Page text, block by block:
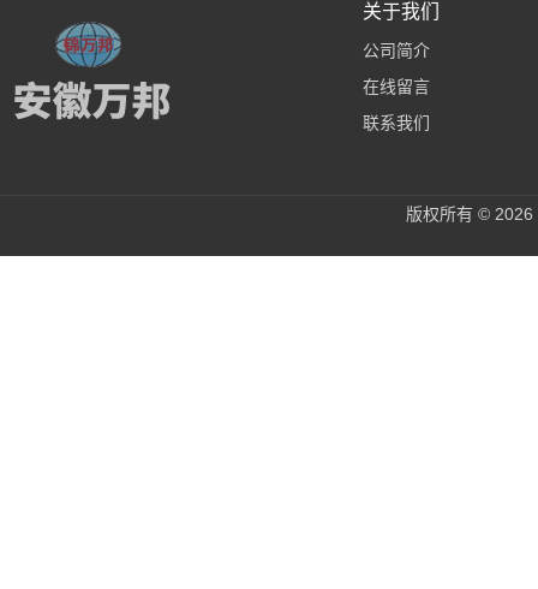
关于我们
公司简介
在线留言
联系我们
版权所有 ©